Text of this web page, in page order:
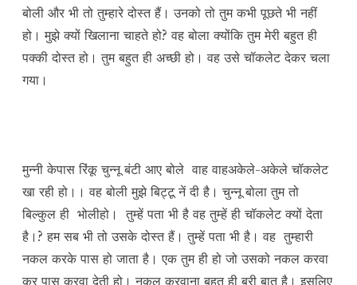
बोली और भी तो तुम्हारे दोस्त हैं। उनको तो तुम कभी पूछते भी नहीं
हो। मुझे क्यों खिलाना चाहते हो? वह बोला क्योंकि तुम मेरी बहुत ही
पक्की दोस्त हो। तुम बहुत ही अच्छी हो। वह उसे चॉकलेट देकर चला
गया।
मुन्नी केपास रिंकू चुन्नू बंटी आए बोले वाह वाहअकेले-अकेले चॉकलेट
खा रही हो।। वह बोली मुझे बिट्टू नें दी है। चुन्नू बोला तुम तो
बिल्कुल ही भोलीहो। तुम्हें पता भी है वह तुम्हें ही चॉकलेट क्यों देता
है।? हम सब भी तो उसके दोस्त हैं। तुम्हें पता भी है। वह तुम्हारी
नकल करके पास हो जाता है। एक तुम ही हो जो उसको नकल करवा
कर पास करवा देती हो। नकल करवाना बहुत ही बुरी बात है। इसलिए